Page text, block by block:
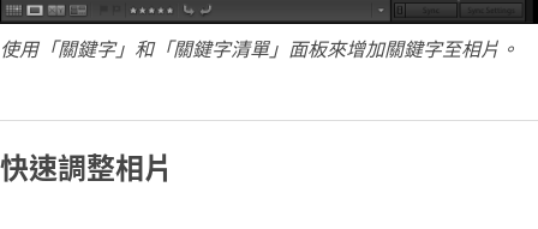
使用「關鍵字」和「關鍵字清單」面板來增加關鍵字至相片。
快速調整相片